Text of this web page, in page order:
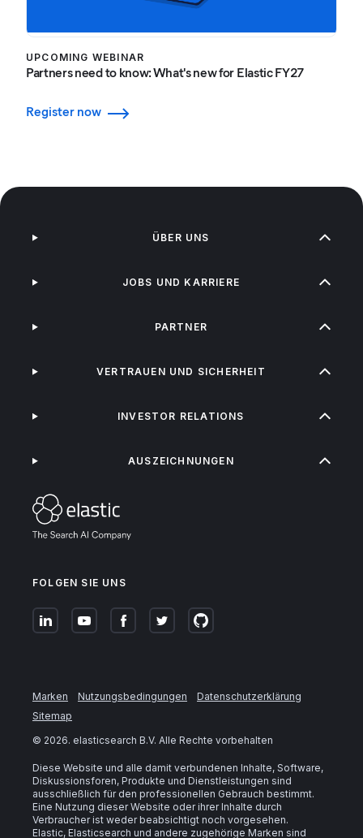
UPCOMING WEBINAR
Partners need to know: What's new for Elastic FY27
Register now
FOLGEN SIE UNS
ÜBER UNS
JOBS UND KARRIERE
PARTNER
VERTRAUEN UND SICHERHEIT
INVESTOR RELATIONS
AUSZEICHNUNGEN
Marken Nutzungsbedingungen
Datenschutzerklärung
Sitemap
© 2026. elasticsearch B.V. Alle Rechte vorbehalten
Diese Website und alle damit verbundenen Inhalte, Software,
Diskussionsforen, Produkte und Dienstleistungen sind
ausschließlich für den professionellen Gebrauch bestimmt.
Eine Nutzung dieser Website oder ihrer Inhalte durch
Verbraucher ist weder beabsichtigt noch vorgesehen.
Elastic, Elasticsearch und andere zugehörige Marken sind